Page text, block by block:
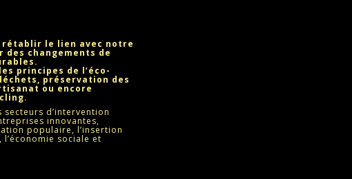
le lien avec notre
changements de
principes de l’éco-
préservation des
ou encore
d’intervention
innovantes,
populaire, l’insertion
l’économie sociale et